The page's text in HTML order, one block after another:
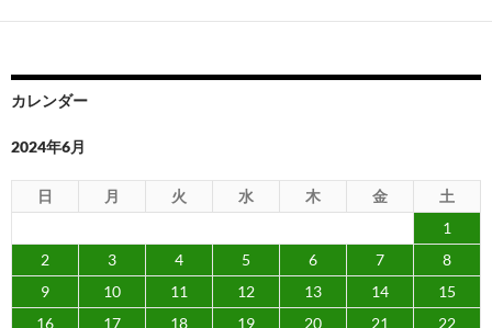
ー
ョ
ン
カレンダー
2024年6月
日 月 火 水 木 金
土
1
2
3 4 5 6 7
8
9
10 11 12 13 14
15
16
17 18 19 20 21
22